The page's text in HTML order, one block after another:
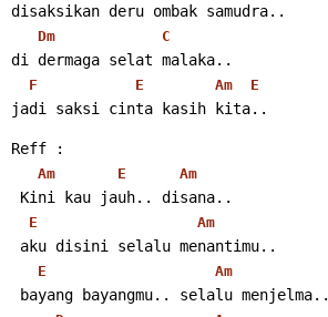
disaksikan deru ombak samudra..
Dm C
di dermaga selat malaka..
F E Am E
jadi saksi cinta kasih kita..
Reff :
Am E Am
Kini kau jauh.. disana..
E Am
aku disini selalu menantimu..
E Am
bayang bayangmu.. selalu menjelma..